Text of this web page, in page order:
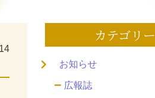
カテゴリー
お知らせ
広報誌